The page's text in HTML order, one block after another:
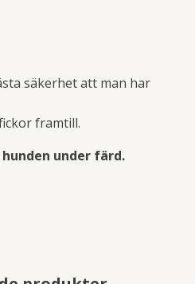
säkerhet att man har
framtill.
hunden under färd.